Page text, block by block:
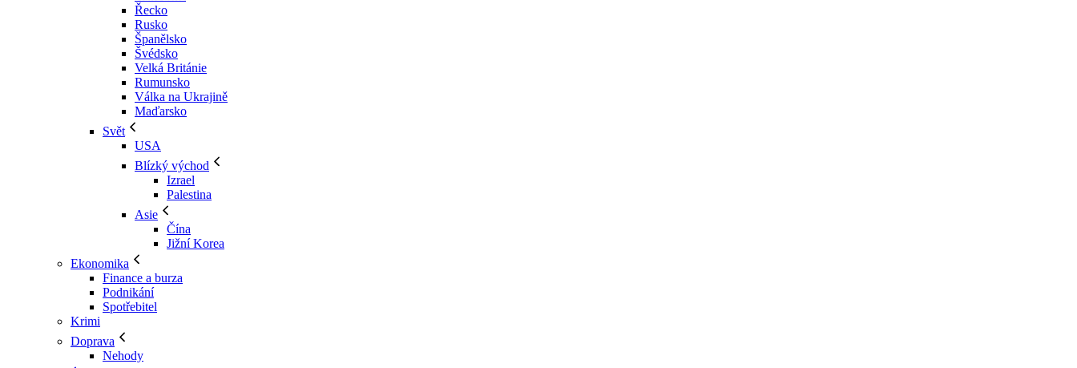
Řecko
Rusko
Španělsko
Švédsko
Velká Británie
Rumunsko
Válka na Ukrajině
Maďarsko
Svět
USA
Blízký východ
Izrael
Palestina
Asie
Čína
Jižní Korea
Ekonomika
Finance a burza
Podnikání
Spotřebitel
Krimi
Doprava
Nehody